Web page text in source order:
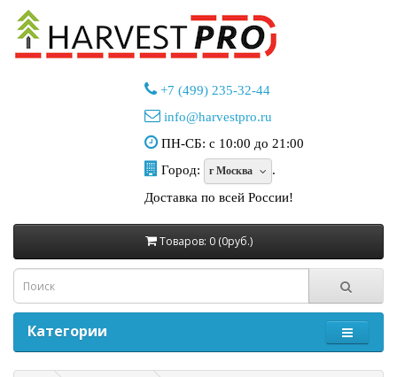
+7 (499) 235-32-44
info@harvestpro.ru
ПН-СБ: с 10:00 до 21:00
Город:
г Москва
.
Доставка по всей России!
Товаров: 0 (0руб.)
Категории